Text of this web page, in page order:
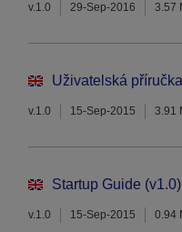
v.1.0 29-Sep-2016 3.57
Uživatelská
v.1.0 15-Sep-2015 3.91
Startup Guide (v1.0)
v.1.0 15-Sep-2015 0.94